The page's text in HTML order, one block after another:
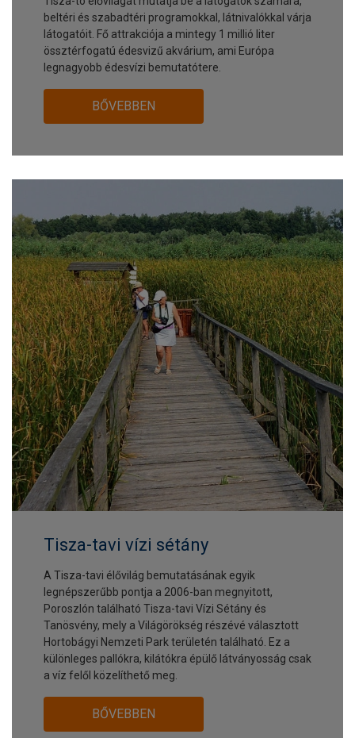
beltéri és szabadtéri programokkal, látnivalókkal várja
látogatóit. Fő attrakciója a mintegy 1 millió liter
össztérfogatú édesvizű akvárium, ami Európa
legnagyobb édesvízi bemutatótere.
BŐVEBBEN
Tisza-tavi vízi sétány
A Tisza-tavi élővilág bemutatásának egyik
legnépszerűbb pontja a 2006-ban megnyitott,
Poroszlón található Tisza-tavi Vízi Sétány és
Tanösvény, mely a Világörökség részévé választott
Hortobágyi Nemzeti Park területén található. Ez a
különleges pallókra, kilátókra épülő látványosság csak
a víz felől közelíthető meg.
BŐVEBBEN